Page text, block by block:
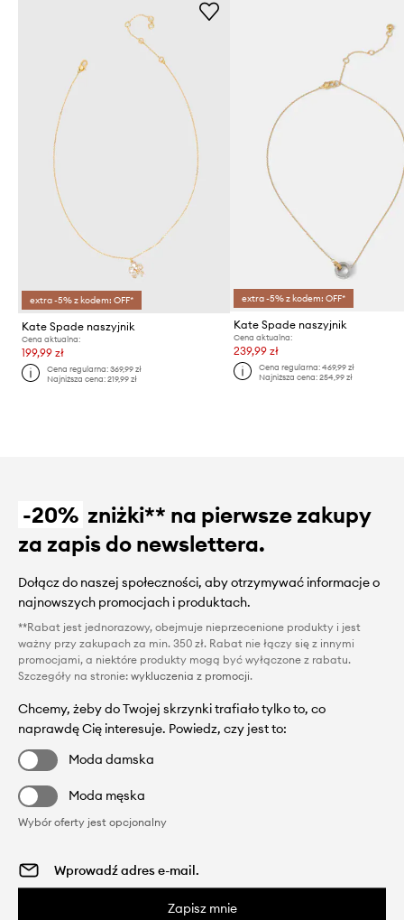
extra -5% z kodem: OFF*
Kate Spade naszyjnik
Cena aktualna:
199,99 zł
Cena regularna:369,99 zł
Najniższa cena:219,99 zł
extra -5% z kodem: OFF*
Kate Spade naszyjnik
Cena aktualna:
239,99 zł
Cena regularna: 469,99 zł
Najniższa cena: 254,99 zł
-20% zniżki** na pierwsze zakupy
za zapis do newslettera.
Dołącz do naszej społeczności, aby otrzymywać informacje o
najnowszych promocjach i produktach.
**Rabat jest jednorazowy, obejmuje nieprzecenione produkty i jest
ważny przy zakupach za min. 350 zł. Rabat nie łączy się z innymi
promocjami, a niektóre produkty mogą być wyłączone z rabatu.
Szczegóły na stronie: wykluczenia z promocji.
Chcemy, żeby do Twojej skrzynki trafiało tylko to, co
naprawdę Cię interesuje. Powiedz, czy jest to:
Moda damska
Moda męska
Wybór oferty jest opcjonalny
Zapisz mnie